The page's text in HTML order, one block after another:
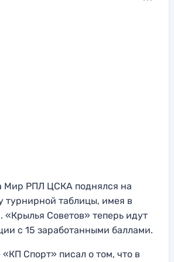
Мир РПЛ ЦСКА поднялся на
турнирной таблицы, имея в
«Крылья Советов» теперь идут
с 15 заработанными баллами.
Спорт» писал о том, что в